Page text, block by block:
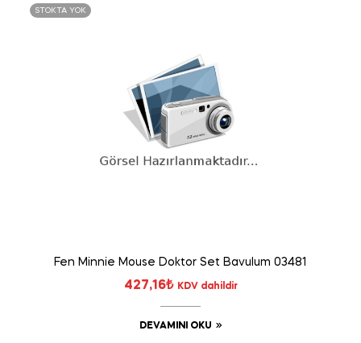
STOKTA YOK
Fen Minnie Mouse Doktor Set Bavulum 03481
427,16₺ KDV dahildir
DEVAMINI OKU